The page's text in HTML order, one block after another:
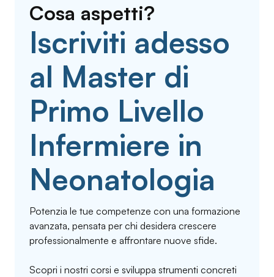
Cosa aspetti?
Iscriviti adesso
al Master di
Primo Livello
Infermiere in
Neonatologia
Potenzia le tue competenze con una formazione
avanzata, pensata per chi desidera crescere
professionalmente e affrontare nuove sfide.
Scopri i nostri corsi e sviluppa strumenti concreti